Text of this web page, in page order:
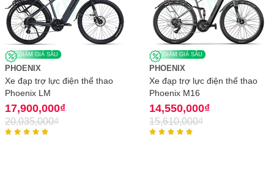
GIẢM GIÁ SÂU
PHOENIX
Xe đạp trợ lực điện thể thao
Phoenix LM
20,035,000₫
17,900,000₫
    
GIẢM GIÁ SÂU
PHOENIX
Xe đạp trợ lực điện thể thao
Phoenix M16
15,610,000₫
14,550,000₫
    